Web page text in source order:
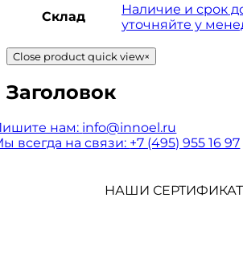
Склад
Наличие и срок
уточняйте у
Close product quick view×
Заголовок
нам: info@innoel.ru
всегда на связи: +7 (495) 955 16 97
НАШИ